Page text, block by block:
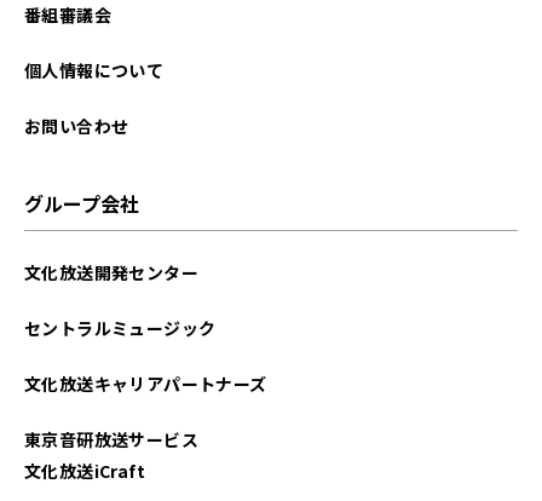
2025年08月
2025年05月
番組審議会
個人情報について
お問い合わせ
グループ会社
文化放送開発センター
セントラルミュージック
文化放送キャリアパートナーズ
東京音研放送サービス
文化放送iCraft